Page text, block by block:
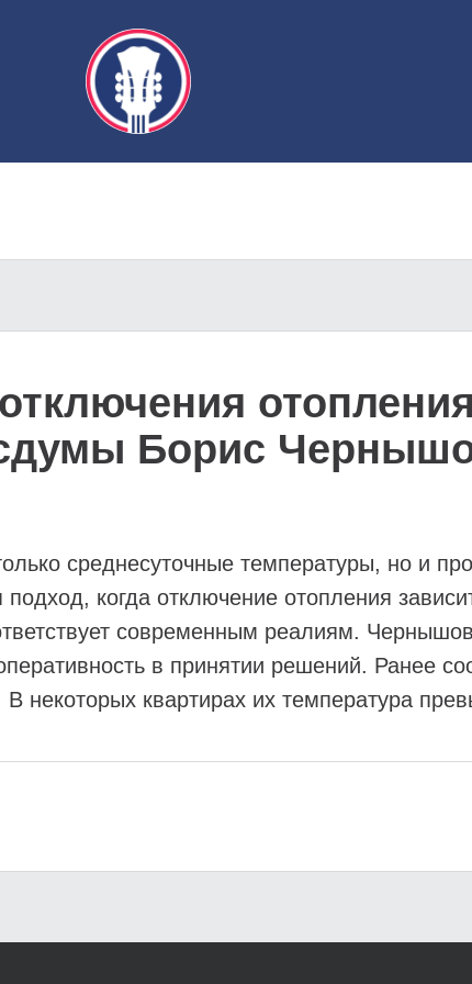
Борис
среднесуточные температуры, но и
когда отключение отопления
современным реалиям.
в принятии решений. Ранее
некоторых квартирах их температура